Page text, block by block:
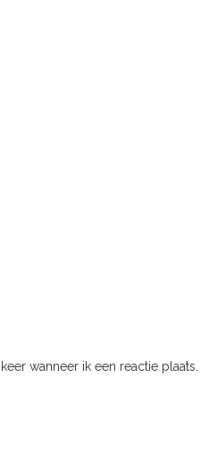
wanneer ik een reactie plaats.